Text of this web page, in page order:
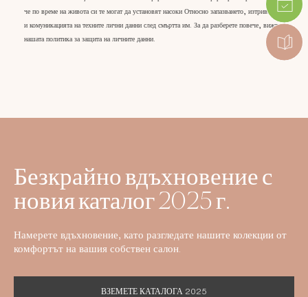
че по време на живота си те могат да установят насоки Относно запазването, изтриването
и комуникацията на техните лични данни след смъртта им. За да разберете повече, вижте
нашата политика за защита на личните данни.
Безкрайно вдъхновение с
новия каталог 2025 г.
Намерете вдъхновение, като разгледате нашите колекции от
комфортът на вашия собствен салон.
ВЗЕМЕТЕ КАТАЛОГА 2025